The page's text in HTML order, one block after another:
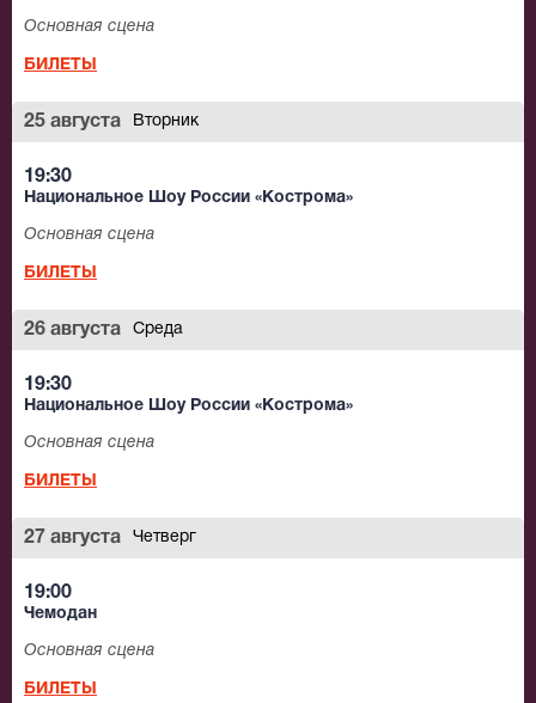
Основная сцена
БИЛЕТЫ
25 августа Вторник
19:30
Национальное Шоу России «Кострома»
Основная сцена
БИЛЕТЫ
26 августа Среда
19:30
Национальное Шоу России «Кострома»
Основная сцена
БИЛЕТЫ
27 августа Четверг
19:00
Чемодан
Основная сцена
БИЛЕТЫ